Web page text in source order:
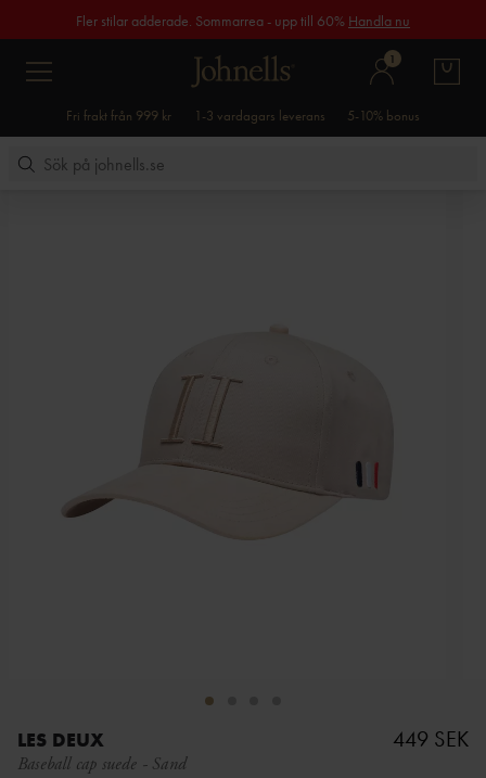
Fler stilar adderade. Sommarrea - upp till 60% Handla nu
1
Fri frakt från 999 kr 1-3 vardagars leverans 5-10% bonus
LES DEUX
Baseball cap suede - Sand
449 SEK